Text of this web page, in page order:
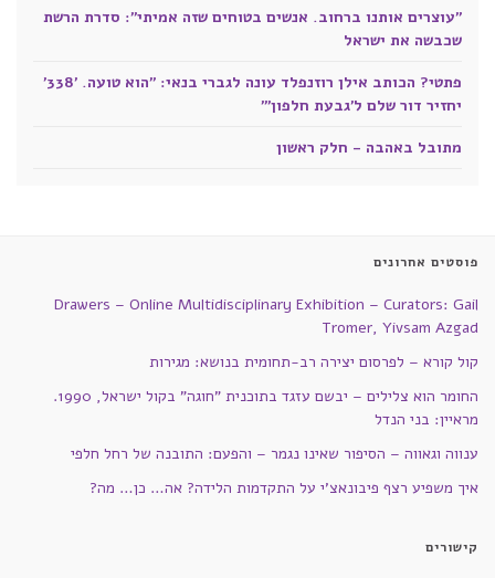
"עוצרים אותנו ברחוב. אנשים בטוחים שזה אמיתי": סדרת הרשת
שכבשה את ישראל
פתטי? הכותב אילן רוזנפלד עונה לגברי בנאי: "הוא טועה. '338'
יחזיר דור שלם ל'גבעת חלפון'"
מתובל באהבה - חלק ראשון
פוסטים אחרונים
Drawers – Online Multidisciplinary Exhibition – Curators: Gail
Tromer, Yivsam Azgad
קול קורא – לפרסום יצירה רב-תחומית בנושא: מגירות
החומר הוא צלילים – יבשם עזגד בתוכנית "חוגה" בקול ישראל, 1990.
מראיין: בני הנדל
ענווה וגאווה – הסיפור שאינו נגמר – והפעם: התובנה של רחל חלפי
איך משפיע רצף פיבונאצ'י על התקדמות הלידה? אה… כן… מה?
קישורים